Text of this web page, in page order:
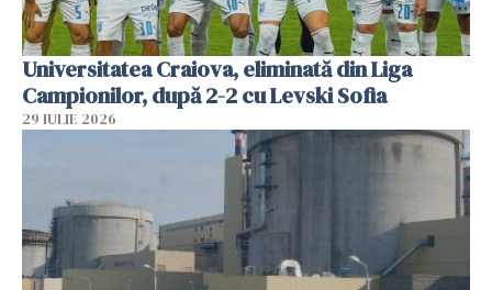
Universitatea Craiova, eliminată din Liga
Campionilor, după 2-2 cu Levski Sofia
29 IULIE 2026